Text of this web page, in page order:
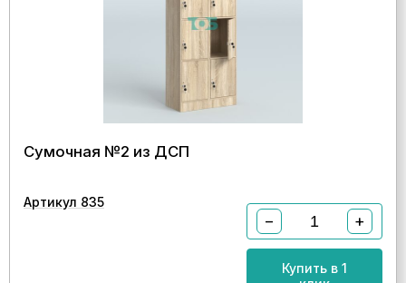
Сумочная №2 из ДСП
Артикул 835
− +
Купить в 1